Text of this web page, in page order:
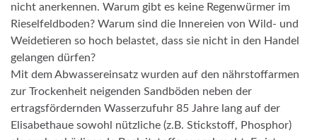
nicht anerkennen. Warum gibt es keine Regenwürmer im
Rieselfeldboden? Warum sind die Innereien von Wild- und
Weidetieren so hoch belastet, dass sie nicht in den Handel
gelangen dürfen?
Mit dem Abwassereinsatz wurden auf den nährstoffarmen
zur Trockenheit neigenden Sandböden neben der
ertragsfördernden Wasserzufuhr 85 Jahre lang auf der
Elisabethaue sowohl nützliche (z.B. Stickstoff, Phosphor)